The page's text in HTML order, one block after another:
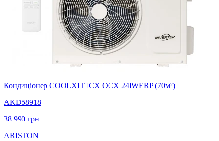
Кондиціонер COOLXIT ICX OCX 24IWERP (70м²)
AKD58918
38 990 грн
ARISTON